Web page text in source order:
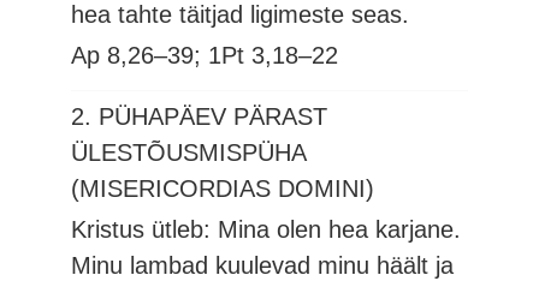
hea tahte täitjad ligimeste seas.
Ap 8,26–39; 1Pt 3,18–22
2. PÜHAPÄEV PÄRAST
ÜLESTÕUSMISPÜHA
(MISERICORDIAS DOMINI)
Kristus ütleb: Mina olen hea karjane.
Minu lambad kuulevad minu häält ja